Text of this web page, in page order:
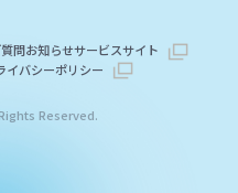
問お知らせサービスサイト
イバシーポリシー
Reserved.